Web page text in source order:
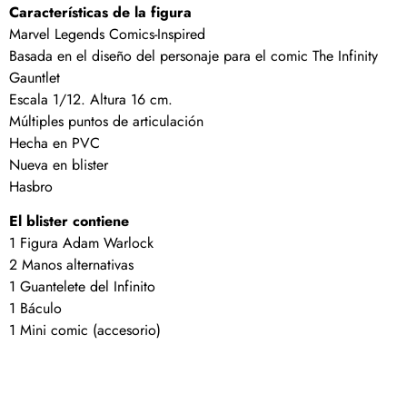
Características de la figura
Marvel Legends Comics-Inspired
Basada en el diseño del personaje para el comic The Infinity
Gauntlet
Escala 1/12. Altura 16 cm.
Múltiples puntos de articulación
Hecha en PVC
Nueva en blister
Hasbro
El blister contiene
1 Figura Adam Warlock
2 Manos alternativas
1 Guantelete del Infinito
1 Báculo
1 Mini comic (accesorio)